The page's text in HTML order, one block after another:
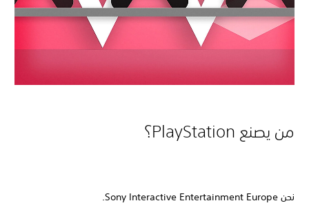
من يصنع PlayStation‏؟
نحن Sony Interactive Entertainment Europe.‏